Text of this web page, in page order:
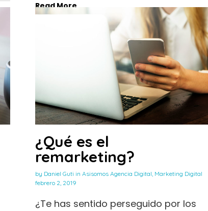
Read More
¿Qué es el
remarketing?
by Daniel Guti in Asisomos Agencia Digital, Marketing Digital
febrero 2, 2019
¿Te has sentido perseguido por los